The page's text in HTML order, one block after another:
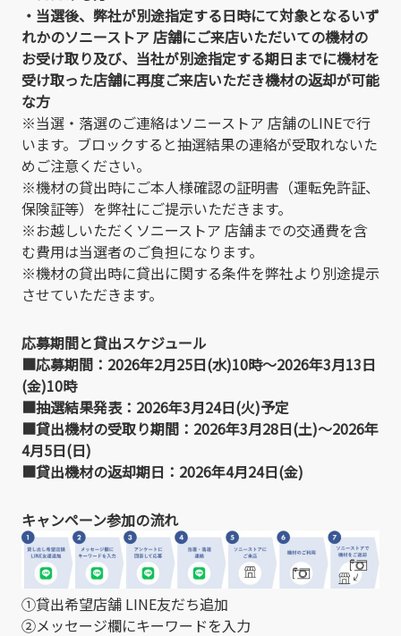
・当選後、弊社が別途指定する日時にて対象となるいず
れかのソニーストア 店舗にご来店いただいての機材の
お受け取り及び、当社が別途指定する期日までに機材を
受け取った店舗に再度ご来店いただき機材の返却が可能
な方
※当選・落選のご連絡はソニーストア 店舗のLINEで行
います。ブロックすると抽選結果の連絡が受取れないた
めご注意ください。
※機材の貸出時にご本人様確認の証明書（運転免許証、
保険証等）を弊社にご提示いただきます。
※お越しいただくソニーストア 店舗までの交通費を含
む費用は当選者のご負担になります。
※機材の貸出時に貸出に関する条件を弊社より別途提示
させていただきます。
応募期間と貸出スケジュール
■応募期間：2026年2月25日(水)10時～2026年3月13日
(金)10時
■抽選結果発表：2026年3月24日(火)予定
■貸出機材の受取り期間：2026年3月28日(土)～2026年
4月5日(日)
■貸出機材の返却期日：2026年4月24日(金)
キャンペーン参加の流れ
①貸出希望店舗 LINE友だち追加
②メッセージ欄にキーワードを入力